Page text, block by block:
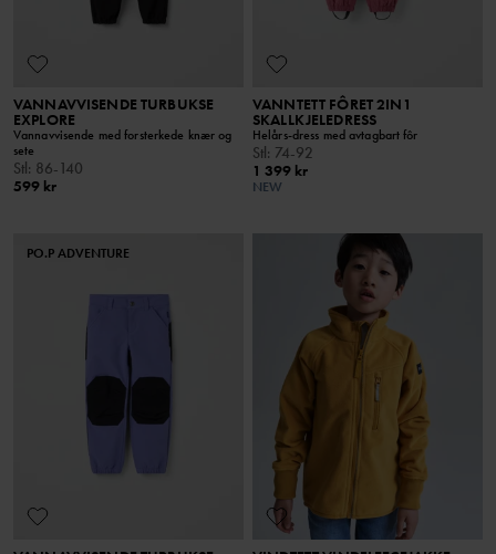
VANNAVVISENDE TURBUKSE
EXPLORE
Vannavvisende med forsterkede knær og
sete
Stl: 86-140
599 kr
VANNTETT FÔRET 2IN1
SKALLKJELEDRESS
Helårs-dress med avtagbart fôr
Stl: 74-92
1 399 kr
NEW
PO.P ADVENTURE